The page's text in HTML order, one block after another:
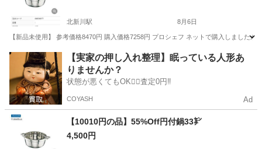
北新川駅 8月6日
【新品未使用】 参考価格8470円 購入価格7258円 プロシェフ ネットで購入しました
愛知 碧南市 北新川駅 調理器具
【実家の押し入れ整理】眠っている人形あ
りませんか？
状態が悪くてもOK🙆‍♀️査定0円‼️
COYASH Ad
【10010円の品】55%Off円付鍋33㌢
4,500円